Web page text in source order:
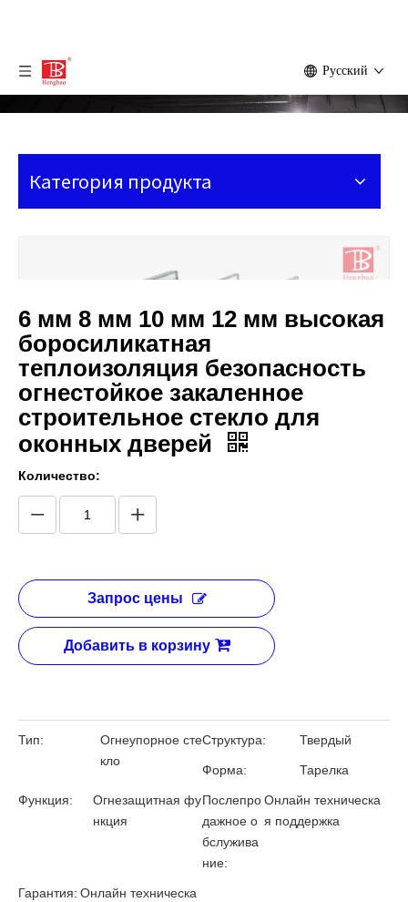
Pусский
Категория продукта
6 мм 8 мм 10 мм 12 мм высокая
боросиликатная
теплоизоляция безопасность
огнестойкое закаленное
строительное стекло для
оконных дверей
Количество:
Запрос цены
Добавить в корзину
Тип:
Огнеупорное сте
кло
Структура: Твердый
Форма: Тарелка
Функция:
Огнезащитная фу
нкция
Послепро
дажное о
бслужива
ние:
Онлайн техническа
я поддержка
Гарантия: Онлайн техническа